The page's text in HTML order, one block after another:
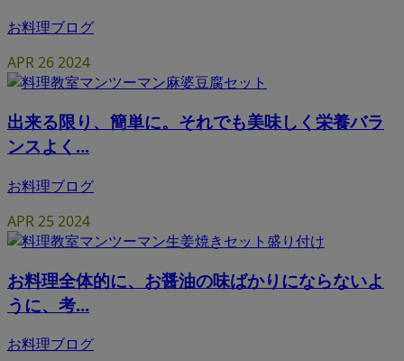
お料理ブログ
APR262024
出来る限り、簡単に。それでも美味しく栄養バラ
ンスよく...
お料理ブログ
APR252024
お料理全体的に、お醤油の味ばかりにならないよ
うに、考...
お料理ブログ